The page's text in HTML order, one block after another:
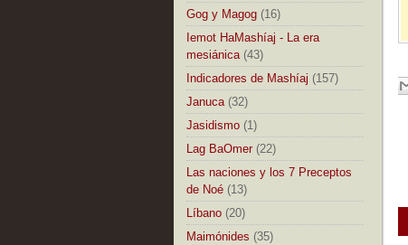
Gog y Magog (16)
Iemot HaMashíaj - La era
mesiánica (43)
Indicadores de Mashíaj (157)
Januca (32)
Jasidismo (1)
Lag BaOmer (22)
Las naciones y los 7 Preceptos
de Noé (13)
Líbano (20)
Maimónides (35)